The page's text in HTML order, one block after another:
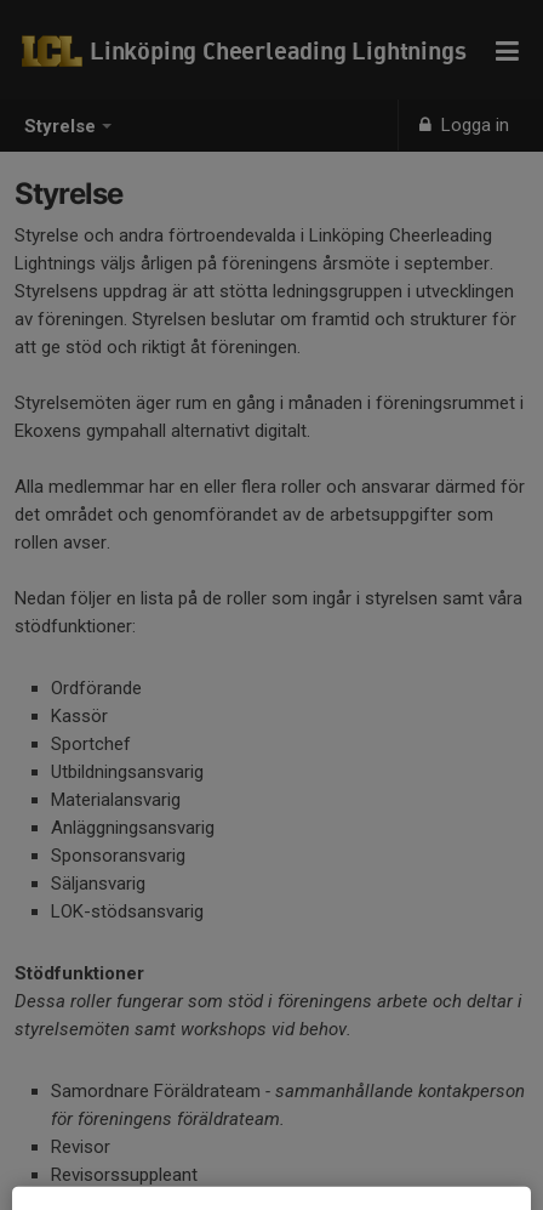
Styrelse Logga in
Linköping Cheerleading Lightnings
Styrelse
Styrelse och andra förtroendevalda i Linköping Cheerleading
Lightnings väljs årligen på föreningens årsmöte i september.
Styrelsens uppdrag är att stötta ledningsgruppen i utvecklingen
av föreningen. Styrelsen beslutar om framtid och strukturer för
att ge stöd och riktigt åt föreningen.
Styrelsemöten äger rum en gång i månaden i föreningsrummet i
Ekoxens gympahall alternativt digitalt.
Alla medlemmar har en eller flera roller och ansvarar därmed för
det området och genomförandet av de arbetsuppgifter som
rollen avser.
Nedan följer en lista på de roller som ingår i styrelsen samt våra
stödfunktioner:
Ordförande
Kassör
Sportchef
Utbildningsansvarig
Materialansvarig
Anläggningsansvarig
Sponsoransvarig
Säljansvarig
LOK-stödsansvarig
Stödfunktioner
Dessa roller fungerar som stöd i föreningens arbete och deltar i
styrelsemöten samt workshops vid behov.
Samordnare Föräldrateam - sammanhållande kontakperson
för föreningens föräldrateam.
Revisor
Revisorssuppleant